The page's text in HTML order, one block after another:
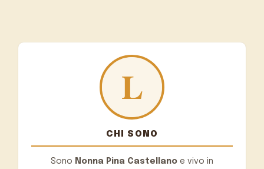
CHI SONO
Sono Nonna Pina Castellano e vivo in